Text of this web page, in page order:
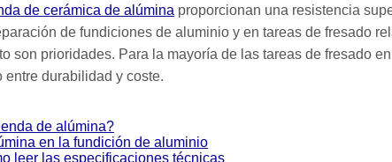
de cerámica de alúmina proporcionan una resistencia
de fundiciones de aluminio y en tareas de fresado
son prioridades. Para la mayoría de las tareas de fresado
durabilidad y coste.
de alúmina?
en la fundición de aluminio
leer las especificaciones técnicas